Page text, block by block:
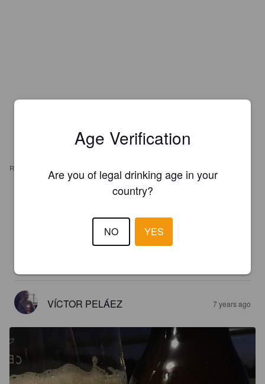
REVIEWS
VÍCTOR PELÁEZ 7 years ago
Age Verification
Are you of legal drinking age in your
country?
NO YES